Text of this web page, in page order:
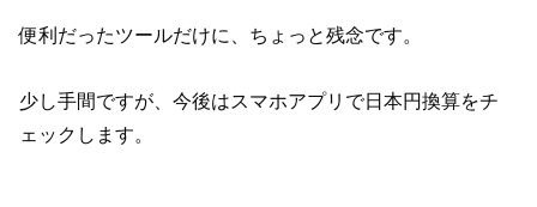
便利だったツールだけに、ちょっと残念です。
少し手間ですが、今後はスマホアプリで日本円換算をチ
ェックします。